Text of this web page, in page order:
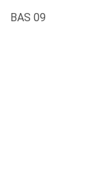
BAS 09